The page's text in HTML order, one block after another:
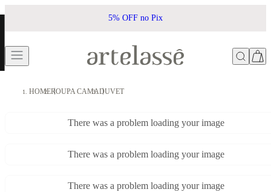
5% OFF no Pix
HOMEROUPA CAMADUVET
There was a problem loading your image
There was a problem loading your image
There was a problem loading your image